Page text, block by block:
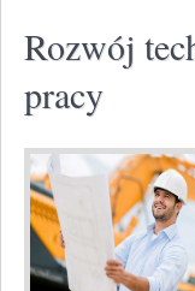
Rozwój
pracy